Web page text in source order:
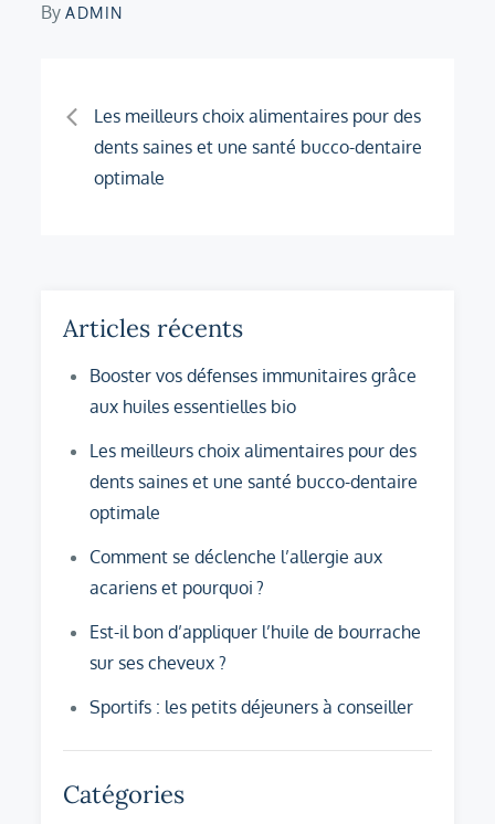
ByADMIN
Navigation
de
Les meilleurs choix alimentaires pour des
dents saines et une santé bucco-dentaire
optimale
Articles récents
Booster vos défenses immunitaires grâce
aux huiles essentielles bio
Les meilleurs choix alimentaires pour des
dents saines et une santé bucco-dentaire
optimale
Comment se déclenche l’allergie aux
acariens et pourquoi ?
Est-il bon d’appliquer l’huile de bourrache
sur ses cheveux ?
Sportifs : les petits déjeuners à conseiller
Catégories